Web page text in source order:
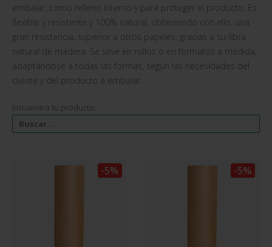
embalar, como relleno interno y para proteger el producto. Es
flexible y resistente y 100% natural, obteniendo con ello, una
gran resistencia, superior a otros papeles, gracias a su fibra
natural de madera. Se sirve en rollos o en formatos a medida,
adaptándose a todas las formas, según las necesidades del
cliente y del producto a embalar.
Encuentra tu producto:
-5% -5%